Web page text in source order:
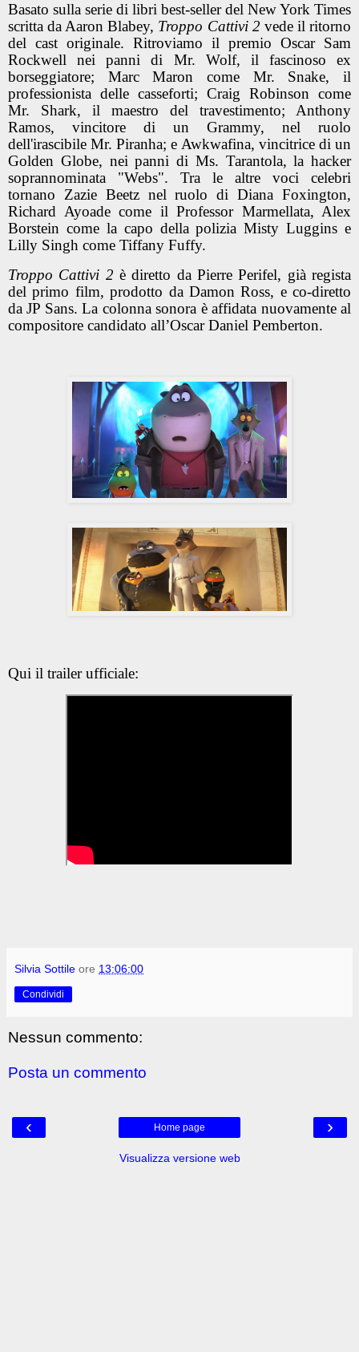
Basato sulla serie di libri best-seller del New York Times
scritta da Aaron Blabey, Troppo Cattivi 2 vede il ritorno
del cast originale. Ritroviamo il premio Oscar Sam
Rockwell nei panni di Mr. Wolf, il fascinoso ex
borseggiatore; Marc Maron come Mr. Snake, il
professionista delle casseforti; Craig Robinson come
Mr. Shark, il maestro del travestimento; Anthony
Ramos, vincitore di un Grammy, nel ruolo
dell'irascibile Mr. Piranha; e Awkwafina, vincitrice di un
Golden Globe, nei panni di Ms. Tarantola, la hacker
soprannominata "Webs". Tra le altre voci celebri
tornano Zazie Beetz nel ruolo di Diana Foxington,
Richard Ayoade come il Professor Marmellata, Alex
Borstein come la capo della polizia Misty Luggins e
Lilly Singh come Tiffany Fuffy.
Troppo Cattivi 2 è diretto da Pierre Perifel, già regista
del primo film, prodotto da Damon Ross, e co-diretto
da JP Sans. La colonna sonora è affidata nuovamente al
compositore candidato all’Oscar Daniel Pemberton.
Qui il trailer ufficiale:
Silvia Sottile ore 13:06:00
Condividi
Nessun commento:
Posta un commento
‹ ›
Home page
Visualizza versione web